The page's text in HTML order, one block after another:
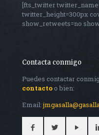
[fts_twitter
twitter_height=300px
show_retweets=no
Contacta conmigo
Puedes contactar
contacto o bien:
Email: